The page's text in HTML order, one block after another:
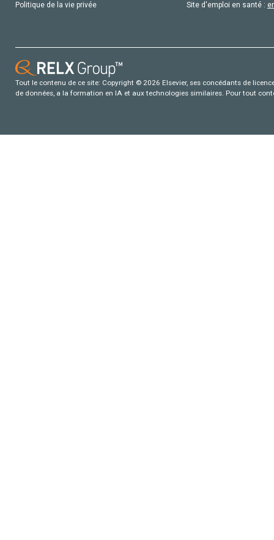
Politique de la vie privée
Site d'emploi en santé :
Tout le contenu de ce site: Copyright © 2026 Elsevier, ses concédants de
de données, a la formation en IA et aux technologies similaires. Pour tout